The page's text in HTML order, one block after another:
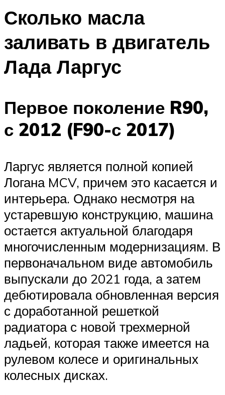
Сколько масла
заливать в двигатель
Лада Ларгус
Первое поколение R90,
с 2012 (F90-с 2017)
Ларгус является полной копией
Логана MCV, причем это касается и
интерьера. Однако несмотря на
устаревшую конструкцию, машина
остается актуальной благодаря
многочисленным модернизациям. В
первоначальном виде автомобиль
выпускали до 2021 года, а затем
дебютировала обновленная версия
с доработанной решеткой
радиатора с новой трехмерной
ладьей, которая также имеется на
рулевом колесе и оригинальных
колесных дисках.